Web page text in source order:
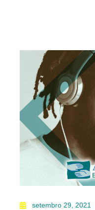
setembro 29, 2021